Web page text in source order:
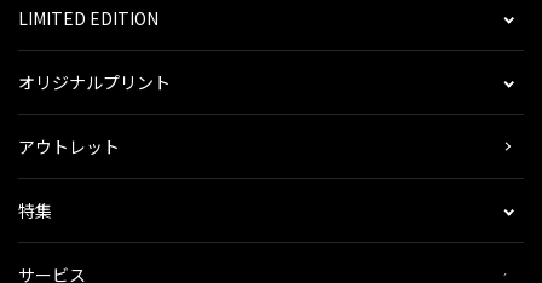
LIMITED EDITION
オリジナルプリント
アウトレット
特集
サービス